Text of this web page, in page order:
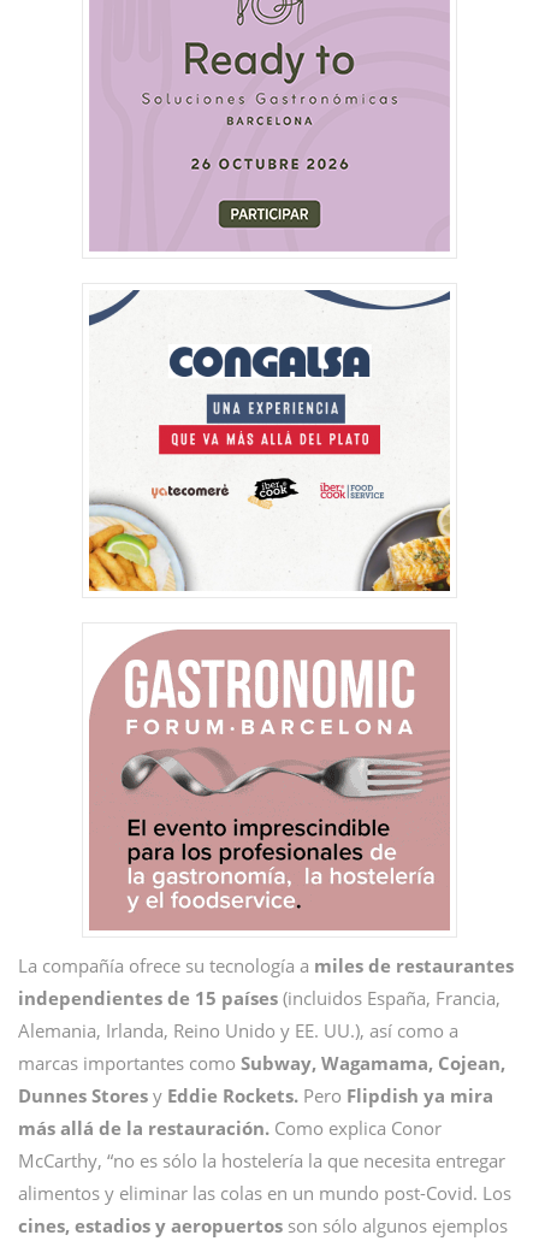
La compañía ofrece su tecnología a miles de restaurantes
independientes de 15 países (incluidos España, Francia,
Alemania, Irlanda, Reino Unido y EE. UU.), así como a
marcas importantes como Subway, Wagamama, Cojean,
Dunnes Stores y Eddie Rockets. Pero Flipdish ya mira
más allá de la restauración. Como explica Conor
McCarthy, “no es sólo la hostelería la que necesita entregar
alimentos y eliminar las colas en un mundo post-Covid. Los
cines, estadios y aeropuertos son sólo algunos ejemplos